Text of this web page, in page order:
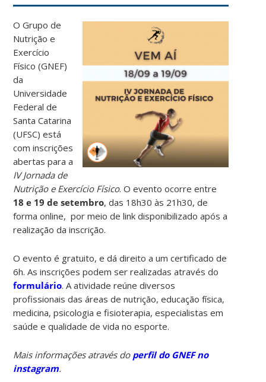
O Grupo de
Nutrição e
Exercício
Físico (GNEF)
da
Universidade
Federal de
Santa Catarina
(UFSC) está
com inscrições
abertas para a
IV Jornada de
Nutrição e Exercício Físico. O evento ocorre entre
18 e 19 de setembro, das 18h30 às 21h30, de
forma online, por meio de link disponibilizado após a
realização da inscrição.
O evento é gratuito, e dá direito a um certificado de
6h. As inscrições podem ser realizadas através do
formulário. A atividade reúne diversos
profissionais das áreas de nutrição, educação física,
medicina, psicologia e fisioterapia, especialistas em
saúde e qualidade de vida no esporte.
Mais informações através do perfil do GNEF no
instagram.